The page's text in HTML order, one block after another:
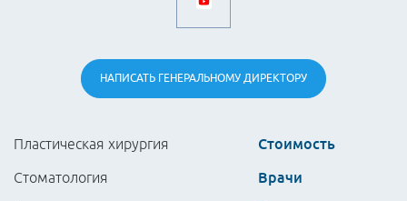
НАПИСАТЬ ГЕНЕРАЛЬНОМУДИРЕКТОРУ
Пластическая хирургия
Стоматология
Стоимость
Врачи